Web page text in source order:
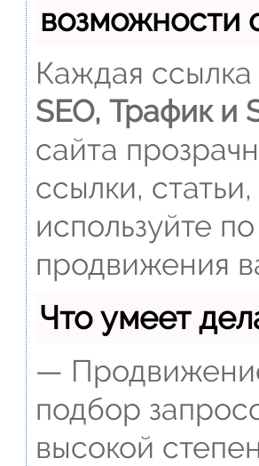
возможности
Каждая ссылка
SEO, Трафик и
сайта
ссылки,
используйте
продвижения
Что умеет
—
подбор
высокой